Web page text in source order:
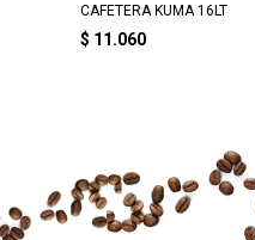
CAFETERA KUMA 16LT
$ 11.060